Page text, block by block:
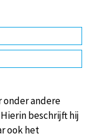
onder andere
beschrijft hij
ook het